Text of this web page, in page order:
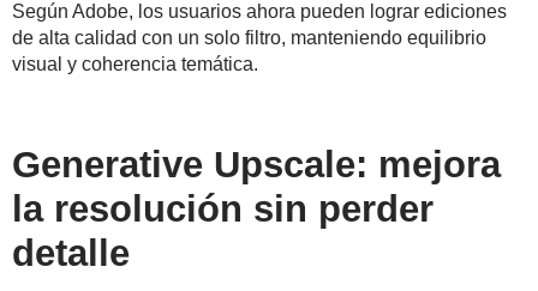
Según Adobe, los usuarios ahora pueden lograr ediciones
de alta calidad con un solo filtro, manteniendo equilibrio
visual y coherencia temática.
Generative Upscale: mejora
la resolución sin perder
detalle